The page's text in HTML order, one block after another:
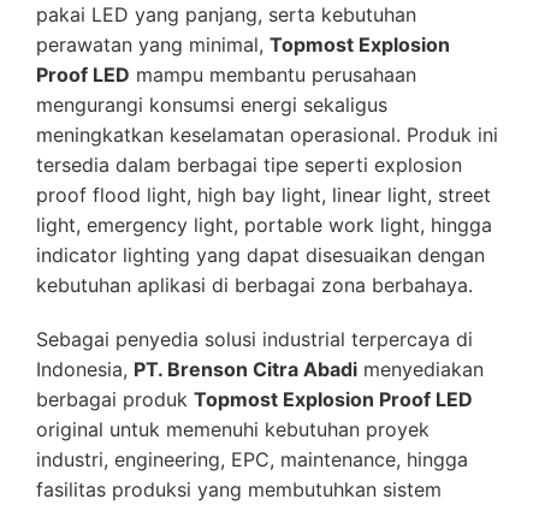
pakai LED yang panjang, serta kebutuhan
perawatan yang minimal, Topmost Explosion
Proof LED mampu membantu perusahaan
mengurangi konsumsi energi sekaligus
meningkatkan keselamatan operasional. Produk ini
tersedia dalam berbagai tipe seperti explosion
proof flood light, high bay light, linear light, street
light, emergency light, portable work light, hingga
indicator lighting yang dapat disesuaikan dengan
kebutuhan aplikasi di berbagai zona berbahaya.
Sebagai penyedia solusi industrial terpercaya di
Indonesia, PT. Brenson Citra Abadi menyediakan
berbagai produk Topmost Explosion Proof LED
original untuk memenuhi kebutuhan proyek
industri, engineering, EPC, maintenance, hingga
fasilitas produksi yang membutuhkan sistem